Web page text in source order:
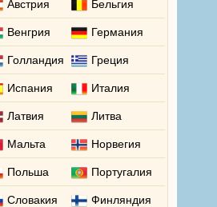
Австрия Бельгия
Венгрия Германия
Голландия Греция
Испания Италия
Латвия Литва
Мальта Норвегия
Польша Португалия
Словакия Финляндия